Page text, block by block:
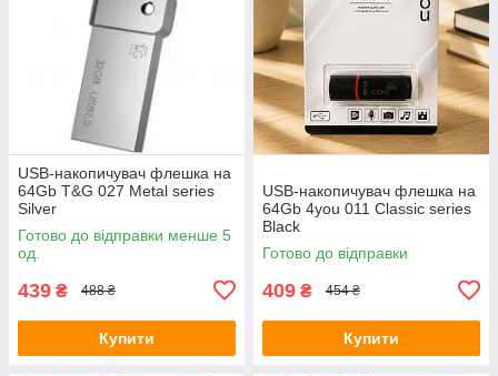
USB-накопичувач флешка на
64Gb T&G 027 Metal series
Silver
Готово до відправки менше 5
од.
439 ₴ 488 ₴
Купити
USB-накопичувач флешка на
64Gb 4you 011 Classic series
Black
Готово до відправки
409 ₴ 454 ₴
Купити